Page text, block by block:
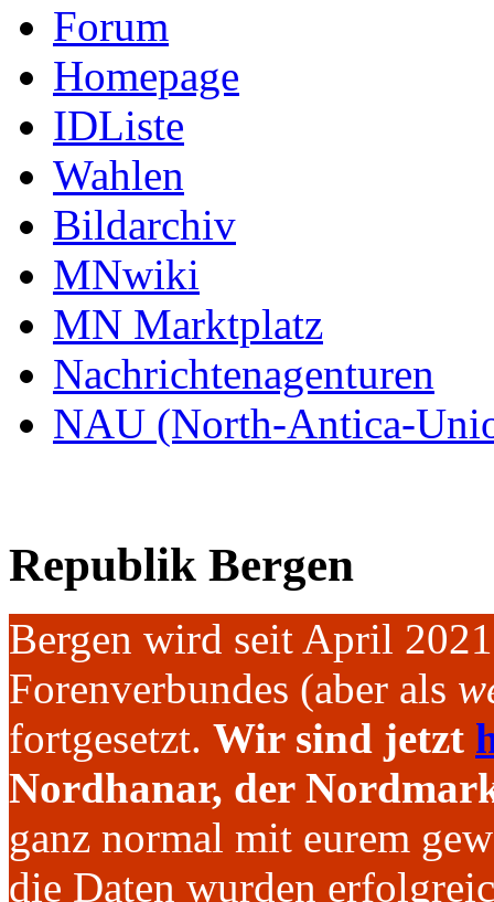
Forum
Homepage
IDListe
Wahlen
Bildarchiv
MNwiki
MN Marktplatz
Nachrichtenagenturen
NAU (North-Antica-
Republik Bergen
Bergen wird seit April
Forenverbundes (aber als
fortgesetzt. Wir sind jetzt
Nordhanar, der
ganz normal mit eurem
die Daten wurden